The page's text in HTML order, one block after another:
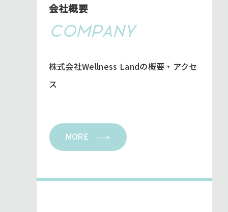
会社概要
COMPANY
株式会社Wellness Landの概要・アクセ
ス
MORE